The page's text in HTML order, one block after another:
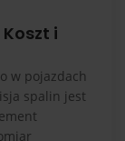
i
w pojazdach
spalin jest